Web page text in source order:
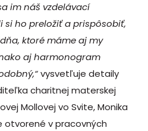
im náš vzdelávací
ho preložiť a prispôsobiť,
ktoré máme aj my
aj harmonogram
vysvetľuje detaily
charitnej materskej
Mollovej vo Svite, Monika
otvorené v pracovných